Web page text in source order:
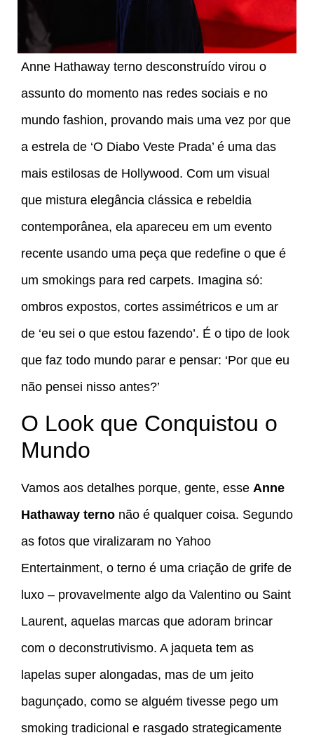
Anne Hathaway terno desconstruído virou o
assunto do momento nas redes sociais e no
mundo fashion, provando mais uma vez por que
a estrela de ‘O Diabo Veste Prada’ é uma das
mais estilosas de Hollywood. Com um visual
que mistura elegância clássica e rebeldia
contemporânea, ela apareceu em um evento
recente usando uma peça que redefine o que é
um smokings para red carpets. Imagina só:
ombros expostos, cortes assimétricos e um ar
de ‘eu sei o que estou fazendo’. É o tipo de look
que faz todo mundo parar e pensar: ‘Por que eu
não pensei nisso antes?’
O Look que Conquistou o
Mundo
Vamos aos detalhes porque, gente, esse Anne
Hathaway terno não é qualquer coisa. Segundo
as fotos que viralizaram no Yahoo
Entertainment, o terno é uma criação de grife de
luxo – provavelmente algo da Valentino ou Saint
Laurent, aquelas marcas que adoram brincar
com o deconstrutivismo. A jaqueta tem as
lapelas super alongadas, mas de um jeito
bagunçado, como se alguém tivesse pego um
smoking tradicional e rasgado strategicamente